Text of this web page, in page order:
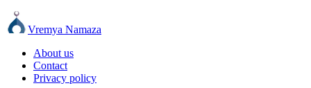
Vremya Namaza
About us
Contact
Privacy policy